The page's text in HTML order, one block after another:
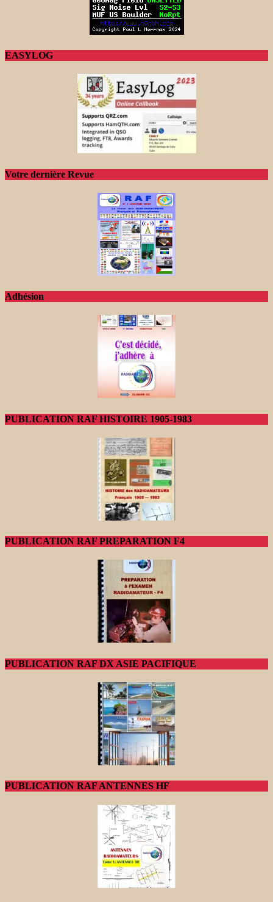
EASYLOG
Votre dernière Revue
Adhésion
PUBLICATION RAF HISTOIRE 1905-1983
PUBLICATION RAF PREPARATION F4
PUBLICATION RAF DX ASIE PACIFIQUE
PUBLICATION RAF ANTENNES HF